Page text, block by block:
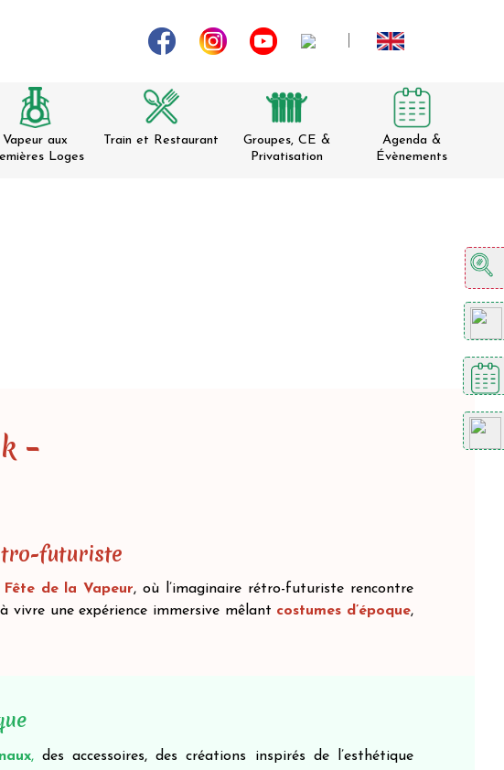
Vapeur aux
Loges
Train et Restaurant
Groupes, CE &
Privatisation
Agenda &
Évènements
–
futuriste
Fête de la Vapeur, où l’imaginaire rétro-futuriste rencontre
une expérience immersive mêlant costumes d’époque,
,des accessoires, des créations inspirés de l’esthétique